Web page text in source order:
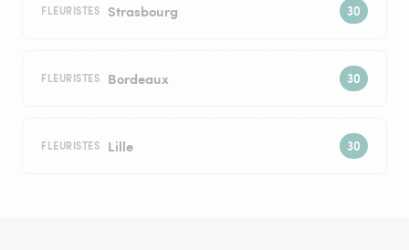
FLEURISTES Strasbourg
FLEURISTES Bordeaux
FLEURISTES Lille